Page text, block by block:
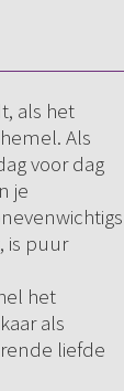
als het
Als
voor dag
je
is puur
het
als
liefde